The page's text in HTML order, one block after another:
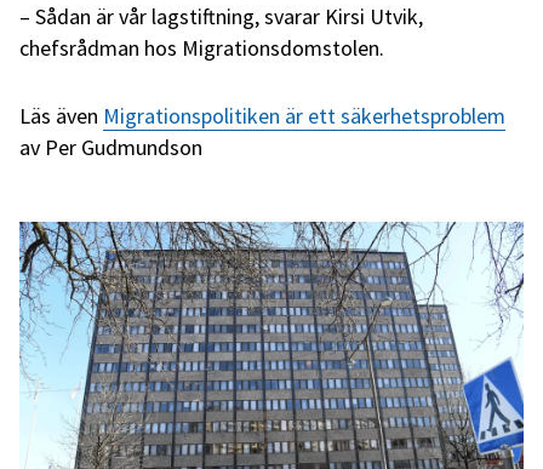
– Sådan är vår lagstiftning, svarar Kirsi Utvik,
chefsrådman hos Migrationsdomstolen.
Läs även Migrationspolitiken är ett säkerhetsproblem
av Per Gudmundson